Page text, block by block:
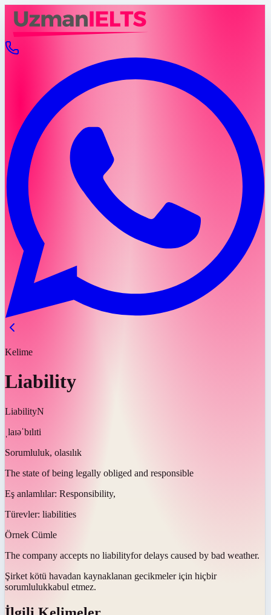
Kelime
Liability
LiabilityN
ˌlaɪəˈbɪlɪti
Sorumluluk, olasılık
The state of being legally obliged and responsible
Eş anlamlılar: Responsibility,
Türevler: liabilities
Örnek Cümle
The company accepts no liabilityfor delays caused by bad weather.
Şirket kötü havadan kaynaklanan gecikmeler için hiçbir
sorumlulukkabul etmez.